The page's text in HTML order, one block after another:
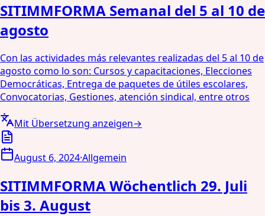
SITIMMFORMA Semanal del 5 al 10 de
agosto
Con las actividades más relevantes realizadas del 5 al 10 de
agosto como lo son: Cursos y capacitaciones, Elecciones
Democráticas, Entrega de paquetes de útiles escolares,
Convocatorias, Gestiones, atención sindical, entre otros
Mit Übersetzung anzeigen→
August 6, 2024·Allgemein
SITIMMFORMA Wöchentlich 29. Juli
bis 3. August